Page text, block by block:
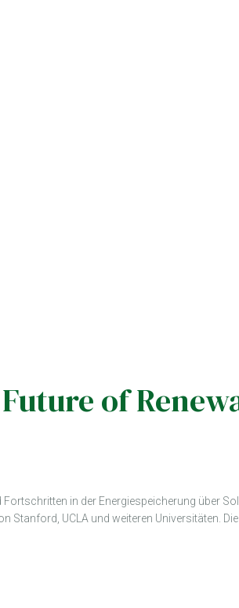
of
in der Energiespeicherung über
UCLA und weiteren Universitäten.